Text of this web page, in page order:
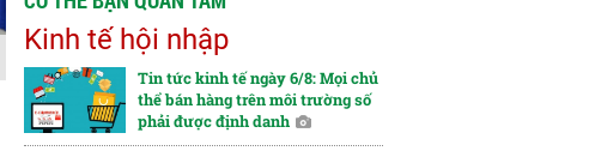
Kinh tế hội nhập
Tin tức kinh tế ngày 6/8: Mọi chủ
thể bán hàng trên môi trường số
phải được định danh